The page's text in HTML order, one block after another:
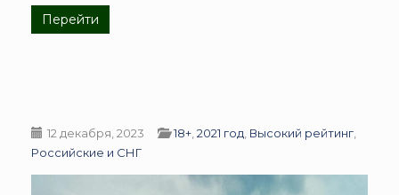
Перейти
12 декабря, 2023 18+ 2021 год Высокий рейтинг
Российские и СНГ